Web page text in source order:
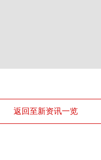
返回至新资讯一览